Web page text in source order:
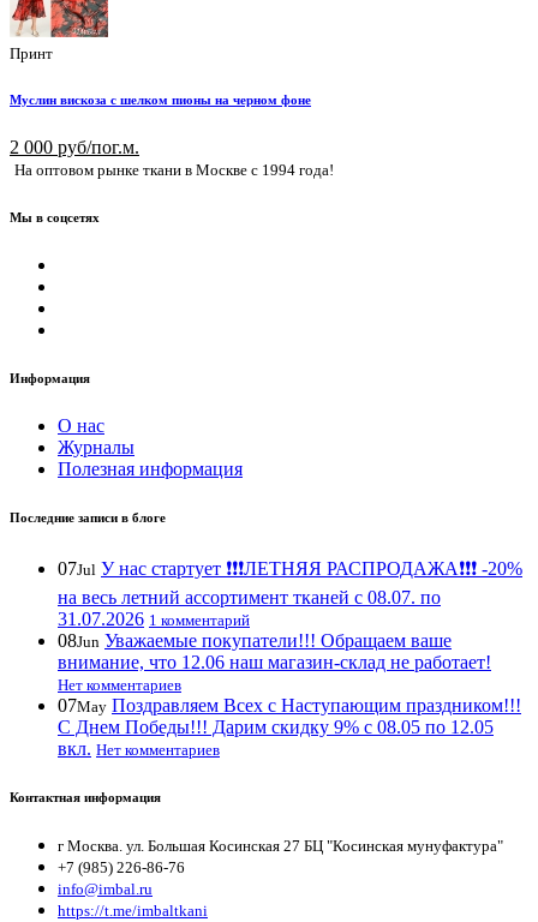
Принт
Муслин вискоза с шелком пионы на черном фоне
2 000 руб/пог.м.
На оптовом рынке ткани в Москве с 1994 года!
Мы в соцсетях
Информация
О нас
Журналы
Полезная информация
Последние записи в блоге
07Jul У нас стартует ❗️❗️❗️ЛЕТНЯЯ РАСПРОДАЖА❗️❗️❗️ -20%
на весь летний ассортимент тканей с 08.07. по
31.07.2026 1 комментарий
08Jun Уважаемые покупатели!!! Обращаем ваше
внимание, что 12.06 наш магазин-склад не работает!
Нет комментариев
07May Поздравляем Всех с Наступающим праздником!!!
С Днем Победы!!! Дарим скидку 9% с 08.05 по 12.05
вкл. Нет комментариев
Контактная информация
г Москва. ул. Большая Косинская 27 БЦ "Косинская мунуфактура"
+7 (985) 226-86-76
info@imbal.ru
https://t.me/imbaltkani